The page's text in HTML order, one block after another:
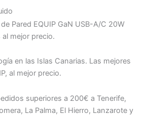
Pared EQUIP GaN USB-A/C 20W
al mejor precio.
en las Islas Canarias. Las mejores
al mejor precio.
superiores a 200€ a Tenerife,
La Palma, El Hierro, Lanzarote y